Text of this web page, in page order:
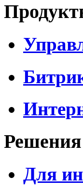
Решения
Для